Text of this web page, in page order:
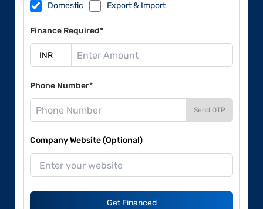
Domestic Export & Import
Finance Required*
Phone Number*
Send OTP
Company Website (Optional)
Get Financed